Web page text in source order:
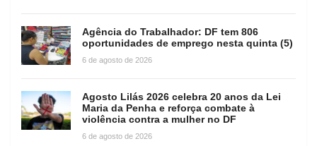
Agência do Trabalhador: DF tem 806
oportunidades de emprego nesta quinta (5)
6 de agosto de 2026
Agosto Lilás 2026 celebra 20 anos da Lei
Maria da Penha e reforça combate à
violência contra a mulher no DF
6 de agosto de 2026